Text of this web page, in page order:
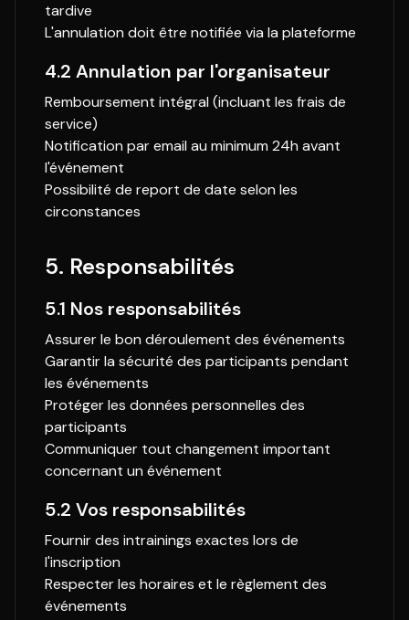
tardive
L'annulation doit être notifiée via la plateforme
4.2 Annulation par l'organisateur
Remboursement intégral (incluant les frais de
service)
Notification par email au minimum 24h avant
l'événement
Possibilité de report de date selon les
circonstances
5. Responsabilités
5.1 Nos responsabilités
Assurer le bon déroulement des événements
Garantir la sécurité des participants pendant
les événements
Protéger les données personnelles des
participants
Communiquer tout changement important
concernant un événement
5.2 Vos responsabilités
Fournir des intrainings exactes lors de
l'inscription
Respecter les horaires et le règlement des
événements